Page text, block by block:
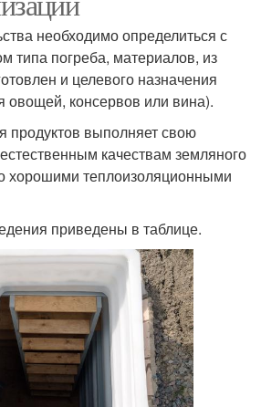
необходимо определиться с
типа погреба, материалов, из
и целевого назначения
овощей, консервов или вина).
продуктов выполняет свою
качествам земляного
хорошими теплоизоляционными
приведены в таблице.